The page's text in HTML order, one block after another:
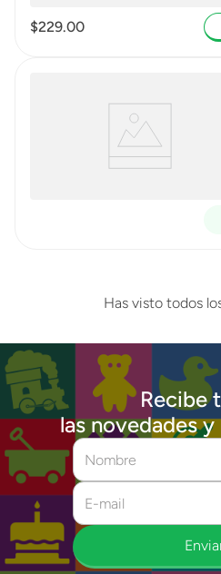
$229.00
Has visto todos
Recibe
las novedades